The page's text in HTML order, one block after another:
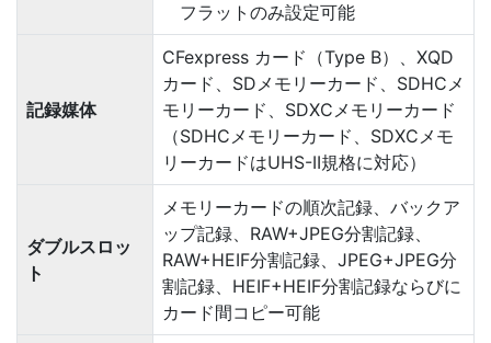
フラットのみ設定可能
記録媒体
CFexpress カード（Type B）、XQD
カード、SDメモリーカード、SDHCメ
モリーカード、SDXCメモリーカード
（SDHCメモリーカード、SDXCメモ
リーカードはUHS-II規格に対応）
ダブルスロッ
ト
メモリーカードの順次記録、バックア
ップ記録、RAW+JPEG分割記録、
RAW+HEIF分割記録、JPEG+JPEG分
割記録、HEIF+HEIF分割記録ならびに
カード間コピー可能